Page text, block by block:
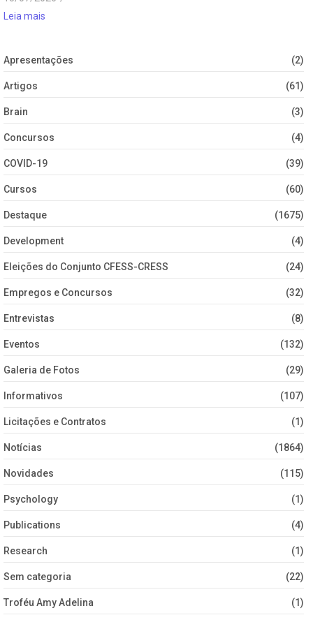
Leia mais
Apresentações (2)
Artigos (61)
Brain (3)
Concursos (4)
COVID-19 (39)
Cursos (60)
Destaque (1675)
Development (4)
Eleições do Conjunto CFESS-CRESS (24)
Empregos e Concursos (32)
Entrevistas (8)
Eventos (132)
Galeria de Fotos (29)
Informativos (107)
Licitações e Contratos (1)
Notícias (1864)
Novidades (115)
Psychology (1)
Publications (4)
Research (1)
Sem categoria (22)
Troféu Amy Adelina (1)